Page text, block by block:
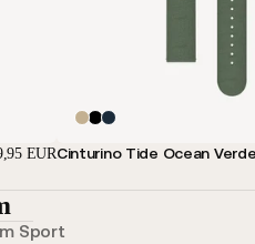
EURCinturino Tide Ocean
Sport